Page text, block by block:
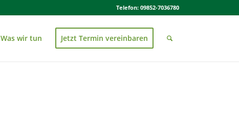
Telefon: 09852-7036780
Was wir tun Jetzt Termin vereinbaren